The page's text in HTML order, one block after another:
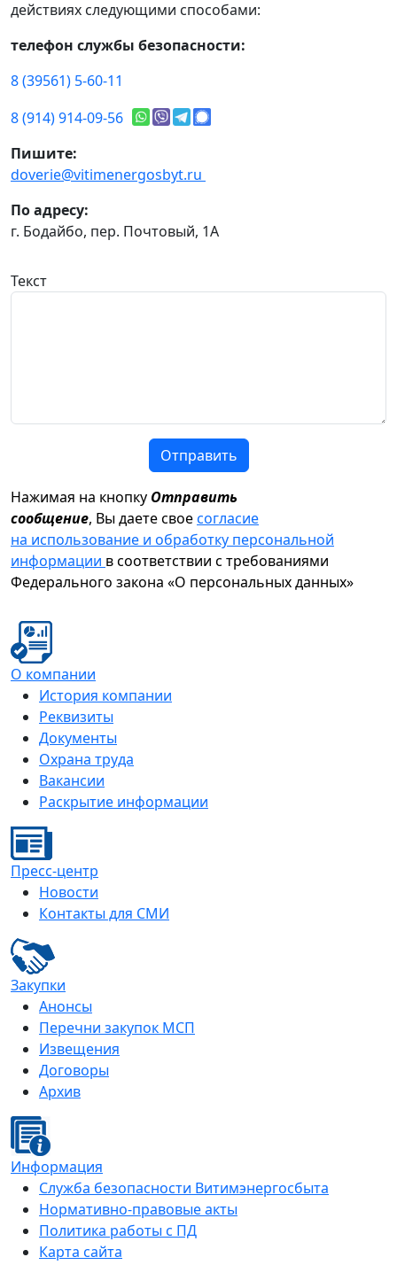
действиях следующими способами:
телефон службы безопасности:
8 (39561) 5-60-11
8 (914) 914-09-56
Пишите:
doverie@vitimenergosbyt.ru
По адресу:
г. Бодайбо, пер. Почтовый, 1А
Текст
Отправить
Нажимая на кнопку Отправить
сообщение, Вы даете своесогласие
на использование и обработку персональной
информации в соответствии с требованиями
Федерального закона «О персональных данных»
О компании
История компании
Реквизиты
Документы
Охрана труда
Вакансии
Раскрытие информации
Пресс-центр
Новости
Контакты для СМИ
Закупки
Анонсы
Перечни закупок МСП
Извещения
Договоры
Архив
Информация
Служба безопасности Витимэнергосбыта
Нормативно-правовые акты
Политика работы с ПД
Карта сайта